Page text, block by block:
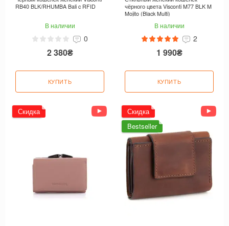
RB40 BLK/RHUMBA Bali c RFID
В наличии
0
2 380₴
КУПИТЬ
чёрного цвета Visconti M77 BLK M
Mojito (Black Multi)
В наличии
2
1 990₴
КУПИТЬ
Скидка
Скидка
Bestseller